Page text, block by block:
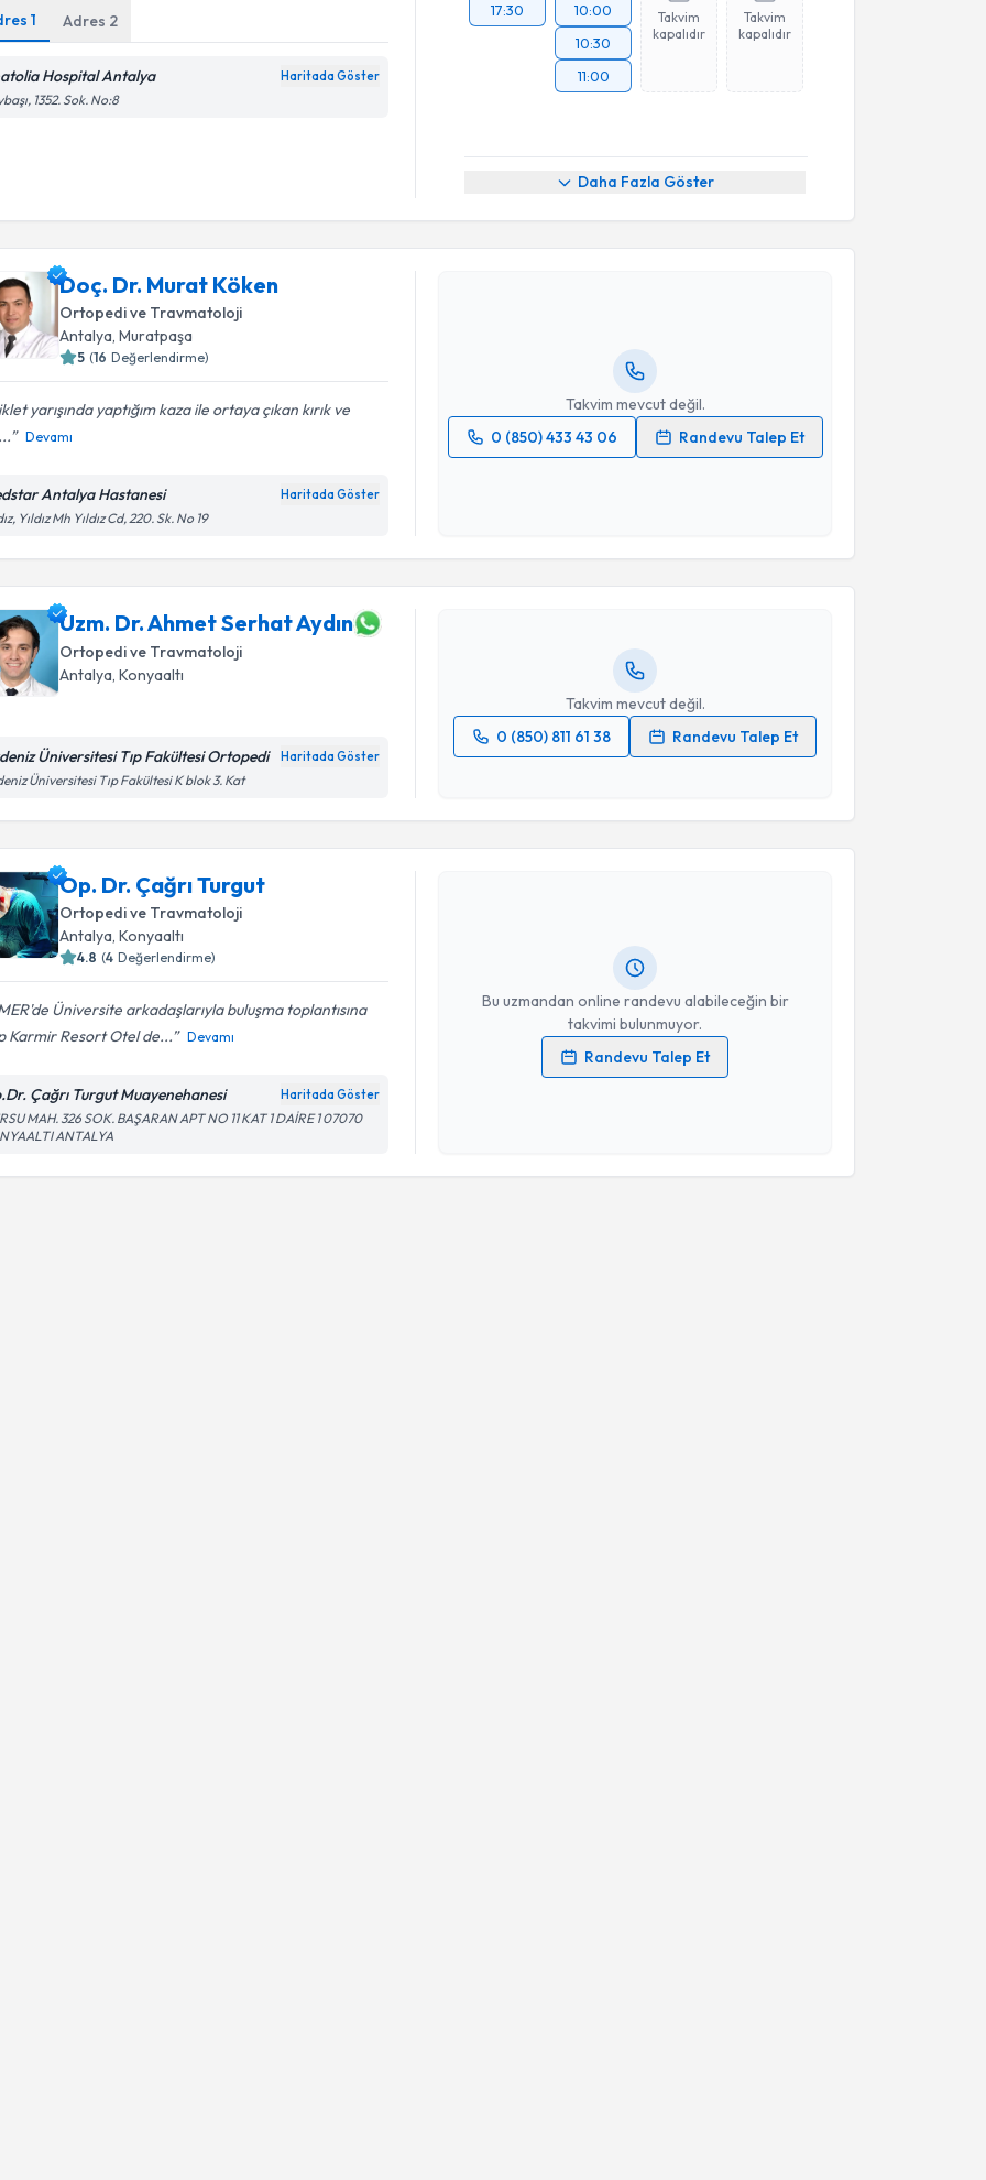
1 Adres 2
Hospital Antalya Haritada Göster
1352. Sok. No:8
17:30
10:00
10:30
11:00
Takvim
kapalıdır
Takvim
kapalıdır
Daha Fazla Göster
Doç. Dr. Murat Köken
Ortopedi ve Travmatoloji
Antalya , Muratpaşa
5 (16 Değerlendirme)
yarışında yaptığım kaza ile ortaya çıkan kırık ve
Devamı
Antalya Hastanesi Haritada Göster
Yıldız Mh Yıldız Cd, 220. Sk. No 19
Takvim mevcut değil.
0 (850) 433 43 06
Randevu Talep Et
Randevu Takvimi Talebi
Doç. Dr. Murat Köken
Takvim Talebini Gönder
Uzm. Dr. Ahmet Serhat Aydın
Ortopedi ve Travmatoloji
Antalya , Konyaaltı
Üniversitesi Tıp Fakültesi Ortopedi Haritada Göster
Üniversitesi Tıp Fakültesi K blok 3. Kat
Takvim mevcut değil.
0 (850) 811 61 38
Randevu Talep Et
Op. Dr. Çağrı Turgut
Ortopedi ve Travmatoloji
Antalya , Konyaaltı
4.8 (4 Değerlendirme)
Üniversite arkadaşlarıyla buluşma toplantısına
Karmir Resort Otel de...
Devamı
Çağrı Turgut Muayenehanesi Haritada Göster
MAH. 326 SOK. BAŞARAN APT NO 11 KAT 1 DAİRE 1 07070
ANTALYA
Bu uzmandan online randevu alabileceğin bir
takvimi bulunmuyor.
Randevu Talep Et
Kişisel verilerimin işlenmesine ilişkinAydınlatma Metni